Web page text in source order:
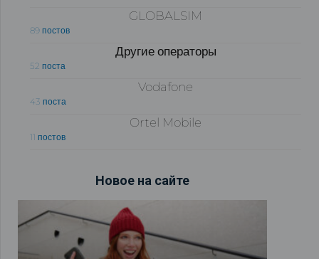
GLOBALSIM
89 постов
Другие операторы
52 поста
Vodafone
43 поста
Ortel Mobile
11 постов
Новое на сайте